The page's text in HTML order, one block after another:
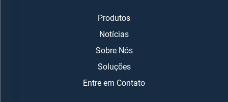
Produtos
Notícias
Sobre Nós
Soluções
Entre em Contato